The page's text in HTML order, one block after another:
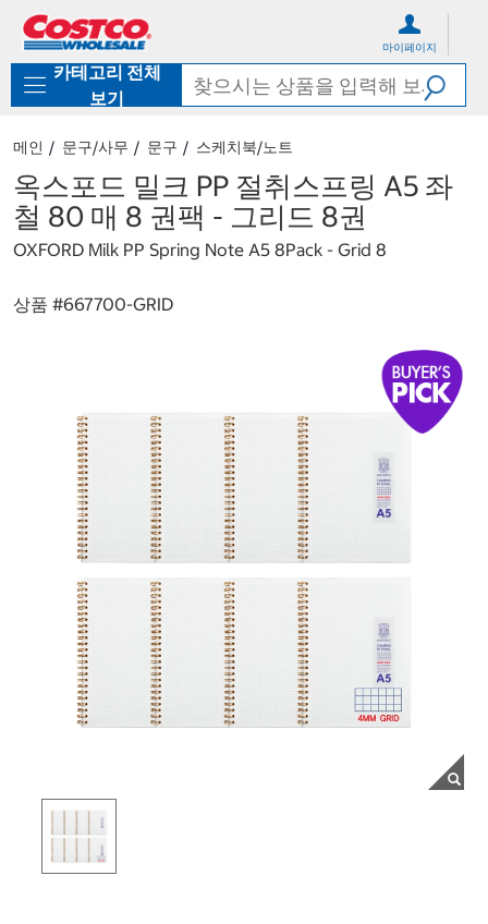
로
기
가
마이페이지
카테고리 전체
보기
메인 문구/사무 문구 스케치북/노트
옥스포드 밀크 PP 절취스프링 A5 좌
철 80 매 8 권팩 - 그리드 8권
OXFORD Milk PP Spring Note A5 8Pack - Grid 8
상품 #667700-GRID